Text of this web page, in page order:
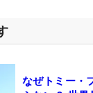
なぜトミー・